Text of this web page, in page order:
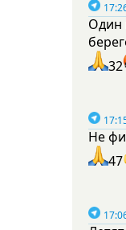
Один
32
Не
47